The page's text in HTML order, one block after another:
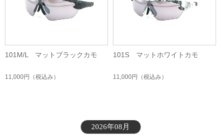
101M/L マットブラックカモ
11,000円 （税込み）
101S マットホワイトカモ
11,000円 （税込み）
2026年08月